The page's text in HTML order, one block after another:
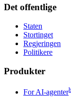
Det offentlige
Staten
Stortinget
Regjeringen
Politikere
Produkter
For AI-agenter